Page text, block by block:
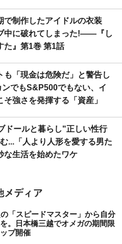
で制作したアイドルの衣装
中に破れてしまった!――『し
た』第1巻 第1話
も「現金は危険だ」と警告し
ンでもS&P500でもない、イ
そ強さを発揮する「資産」
ドールと暮らし"正しい性行
...「人より人形を愛する男た
な生活を始めたワケ
「スピードマスター」から自分
。日本橋三越でオメガの期間限
プ開催